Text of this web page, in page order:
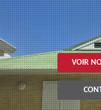
VOIR